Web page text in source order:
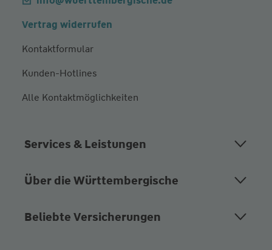
Vertrag widerrufen
Kontaktformular
Kunden-Hotlines
Alle Kontaktmöglichkeiten
Services & Leistungen
Über die Württembergische
Beliebte Versicherungen